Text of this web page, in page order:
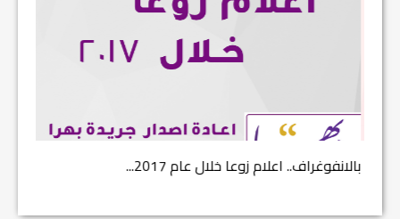
بالانفوغراف.. اعلام زوعا خلال عام 2017...